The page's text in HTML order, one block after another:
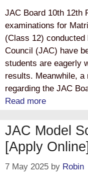
JAC Board 10th 12th
examinations for
(Class 12)
Council (JAC) have
students are eagerly
results. Meanwhile, a
regarding the JAC
Read more
JAC Model
[Apply Online]
7 May 2025 by Robin